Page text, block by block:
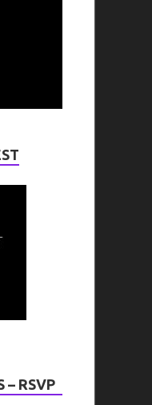
– RSVP